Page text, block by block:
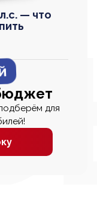
— что
для